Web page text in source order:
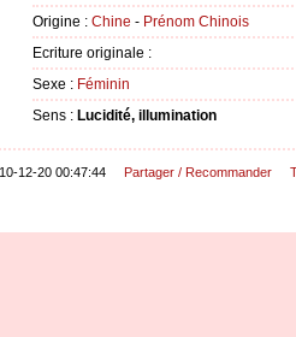
Origine : Chine - Prénom Chinois
Ecriture originale :
Sexe : Féminin
Sens : Lucidité, illumination
12-20 00:47:44 Partager / Recommander